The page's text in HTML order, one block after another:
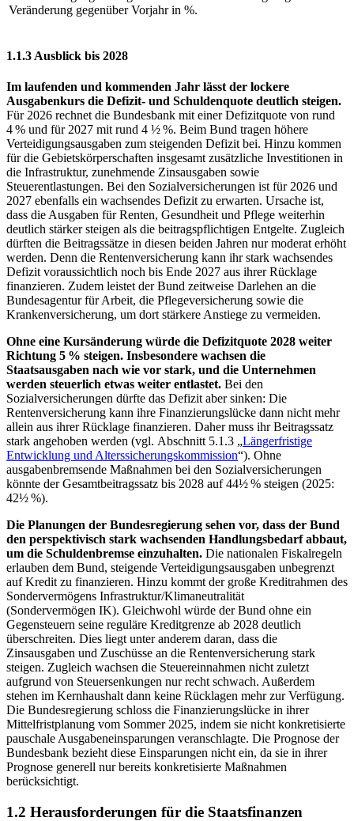
Veränderung gegenüber Vorjahr in %.
1.1.3 Ausblick bis 2028
Im laufenden und kommenden Jahr lässt der lockere
Ausgabenkurs die Defizit- und Schuldenquote deutlich steigen.
Für 2026 rechnet die Bundesbank mit einer Defizitquote von rund
4 % und für 2027 mit rund 4 ½ %. Beim Bund tragen höhere
Verteidigungsausgaben zum steigenden Defizit bei. Hinzu kommen
für die Gebietskörperschaften insgesamt zusätzliche Investitionen in
die Infrastruktur, zunehmende Zinsausgaben sowie
Steuerentlastungen. Bei den Sozialversicherungen ist für 2026 und
2027 ebenfalls ein wachsendes Defizit zu erwarten. Ursache ist,
dass die Ausgaben für Renten, Gesundheit und Pflege weiterhin
deutlich stärker steigen als die beitragspflichtigen Entgelte. Zugleich
dürften die Beitragssätze in diesen beiden Jahren nur moderat erhöht
werden. Denn die Rentenversicherung kann ihr stark wachsendes
Defizit voraussichtlich noch bis Ende 2027 aus ihrer Rücklage
finanzieren. Zudem leistet der Bund zeitweise Darlehen an die
Bundesagentur für Arbeit, die Pflegeversicherung sowie die
Krankenversicherung, um dort stärkere Anstiege zu vermeiden.
Ohne eine Kursänderung würde die Defizitquote 2028 weiter
Richtung 5 % steigen. Insbesondere wachsen die
Staatsausgaben nach wie vor stark, und die Unternehmen
werden steuerlich etwas weiter entlastet. Bei den
Sozialversicherungen dürfte das Defizit aber sinken: Die
Rentenversicherung kann ihre Finanzierungslücke dann nicht mehr
allein aus ihrer Rücklage finanzieren. Daher muss ihr Beitragssatz
stark angehoben werden (vgl. Abschnitt 5.1.3 „Längerfristige
Entwicklung und Alterssicherungskommission“). Ohne
ausgabenbremsende Maßnahmen bei den Sozialversicherungen
könnte der Gesamtbeitragssatz bis 2028 auf 44½ % steigen (2025:
42½ %).
Die Planungen der Bundesregierung sehen vor, dass der Bund
den perspektivisch stark wachsenden Handlungsbedarf abbaut,
um die Schuldenbremse einzuhalten. Die nationalen Fiskalregeln
erlauben dem Bund, steigende Verteidigungsausgaben unbegrenzt
auf Kredit zu finanzieren. Hinzu kommt der große Kreditrahmen des
Sondervermögens Infrastruktur/Klimaneutralität
(Sondervermögen IK). Gleichwohl würde der Bund ohne ein
Gegensteuern seine reguläre Kreditgrenze ab 2028 deutlich
überschreiten. Dies liegt unter anderem daran, dass die
Zinsausgaben und Zuschüsse an die Rentenversicherung stark
steigen. Zugleich wachsen die Steuereinnahmen nicht zuletzt
aufgrund von Steuersenkungen nur recht schwach. Außerdem
stehen im Kernhaushalt dann keine Rücklagen mehr zur Verfügung.
Die Bundesregierung schloss die Finanzierungslücke in ihrer
Mittelfristplanung vom Sommer 2025, indem sie nicht konkretisierte
pauschale Ausgabeneinsparungen veranschlagte. Die Prognose der
Bundesbank bezieht diese Einsparungen nicht ein, da sie in ihrer
Prognose generell nur bereits konkretisierte Maßnahmen
berücksichtigt.
1.2 Herausforderungen für die Staatsfinanzen